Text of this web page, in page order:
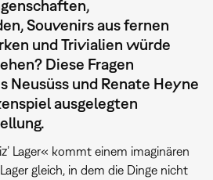
Souvenirs aus fernen
und Trivialien würde
Diese Fragen
Neusüss und Renate Heyne
ausgelegten
Lager« kommt einem imaginären
gleich, in dem die Dinge nicht